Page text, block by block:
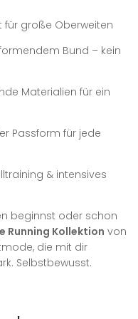
für große Oberweiten
Bund – kein
Materialien für ein
Passform für jede
& intensives
beginnst oder schon
Running Kollektion von
die mit dir
Selbstbewusst.